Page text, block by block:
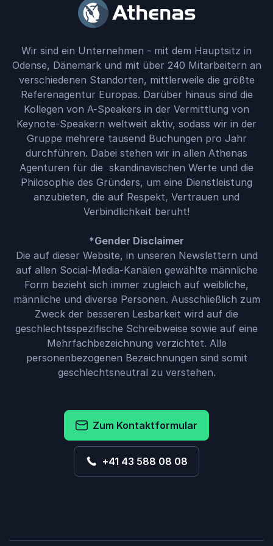
Denn ohne kontinuierliche Resultate fallen
die motiviertesten Teams auseinander.
Wir sind ein Unternehmen - mit dem Hauptsitz in
Odense, Dänemark und mit über 240 Mitarbeitern an
verschiedenen Standorten, mittlerweile die größte
Referenagentur Europas. Darüber hinaus sind die
Kollegen von A-Speakers in der Vermittlung von
Keynote-Speakern weltweit aktiv, sodass wir in der
Gruppe mehrere tausend Buchungen pro Jahr
durchführen. Dabei stehen wir in allen Athenas
Agenturen für die skandinavischen Werte und die
Philosophie des Gründers, um eine Dienstleistung
anzubieten, die auf Respekt, Vertrauen und
Verbindlichkeit beruht!
*Gender Disclaimer
Die auf dieser Website, in unseren Newslettern und
auf allen Social-Media-Kanälen gewählte männliche
Form bezieht sich immer zugleich auf weibliche,
männliche und diverse Personen. Ausschließlich zum
Zweck der besseren Lesbarkeit wird auf die
geschlechtsspezifische Schreibweise sowie auf eine
Mehrfachbezeichnung verzichtet. Alle
personenbezogenen Bezeichnungen sind somit
geschlechtsneutral zu verstehen.
Zum Kontaktformular
+41 43 588 08 08